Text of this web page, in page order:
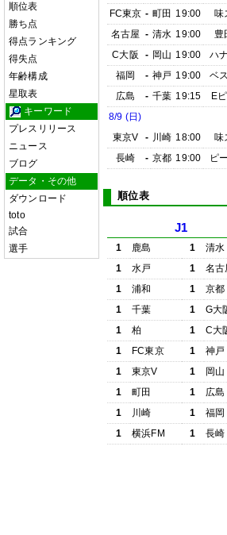
順位表
勝ち点
得点ランキング
得失点
年齢構成
星取表
キーワード
プレスリリース
ニュース
ブログ
データ・その他
ダウンロード
toto
試合
選手
FC東京 - 町田 19:00
味
名古屋 - 清水 19:00
豊
C大阪
- 岡山 19:00
ハ
福岡
- 神戸 19:00
ベ
広島
- 千葉 19:15
E
8/9 (日)
東京V
- 川崎 18:00
味
長崎
- 京都 19:00 ピ
順位表
J1
1 鹿島 1
清水
1
水戸 1
名古
1
浦和 1
京都
1
千葉 1
G大
1
柏 1
C大
1
FC東京 1
神戸
1
東京V 1
岡山
1
町田 1
広島
1
川崎 1
福岡
1
横浜FM 1 長崎